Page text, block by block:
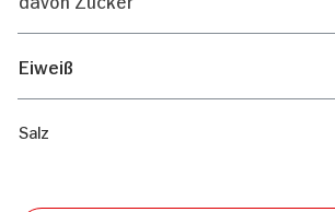
Eiweiß
Salz